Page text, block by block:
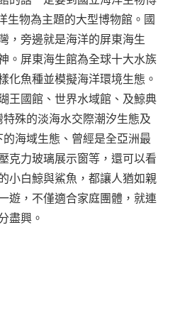
生物為主題的大型博物館。國
，旁邊就是海洋的屏東海生
。屏東海生館為全球十大水族
化魚種並模擬海洋環境生態。
王國館、世界水域館、及鯨典
殊的淡海水交際潮汐生態及
海域生態、曾經是全亞洲最
克力玻璃展示窗等，還可以看
小白鯨與鯊魚，都讓人猶如親
遊，不僅適合家庭團體，就連
盡興。